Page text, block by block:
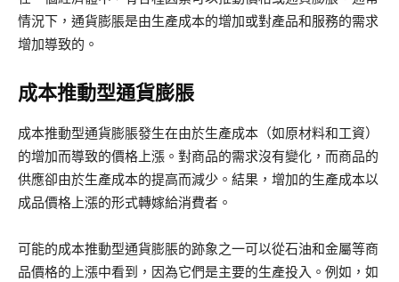
情況下，通貨膨脹是由生產成本的增加或對產品和服務的需求
增加導致的。
成本推動型通貨膨脹
成本推動型通貨膨脹發生在由於生產成本（如原材料和工資）
的增加而導致的價格上漲。對商品的需求沒有變化，而商品的
供應卻由於生產成本的提高而減少。結果，增加的生產成本以
成品價格上漲的形式轉嫁給消費者。
可能的成本推動型通貨膨脹的跡象之一可以從石油和金屬等商
品價格的上漲中看到，因為它們是主要的生產投入。例如，如